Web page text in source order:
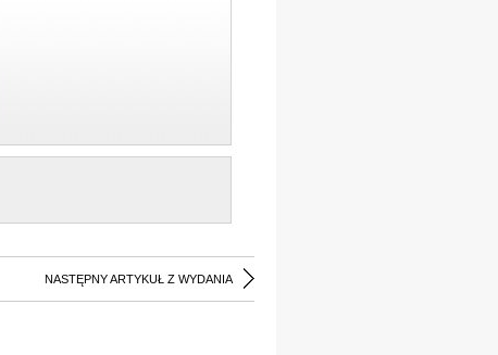
NASTĘPNY ARTYKUŁ Z WYDANIA